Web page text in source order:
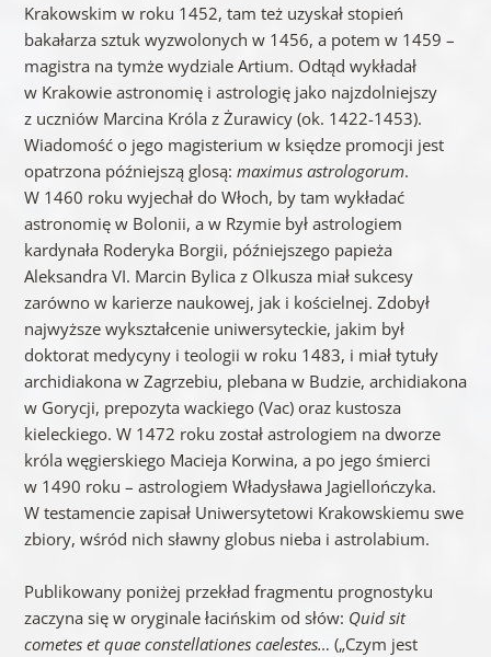
Krakowskim w roku 1452, tam też uzyskał stopień
bakałarza sztuk wyzwolonych w 1456, a potem w 1459 –
magistra na tymże wydziale Artium. Odtąd wykładał
w Krakowie astronomię i astrologię jako najzdolniejszy
z uczniów Marcina Króla z Żurawicy (ok. 1422-1453).
Wiadomość o jego magisterium w księdze promocji jest
opatrzona późniejszą glosą: maximus astrologorum.
W 1460 roku wyjechał do Włoch, by tam wykładać
astronomię w Bolonii, a w Rzymie był astrologiem
kardynała Roderyka Borgii, późniejszego papieża
Aleksandra VI. Marcin Bylica z Olkusza miał sukcesy
zarówno w karierze naukowej, jak i kościelnej. Zdobył
najwyższe wykształcenie uniwersyteckie, jakim był
doktorat medycyny i teologii w roku 1483, i miał tytuły
archidiakona w Zagrzebiu, plebana w Budzie, archidiakona
w Gorycji, prepozyta wackiego (Vac) oraz kustosza
kieleckiego. W 1472 roku został astrologiem na dworze
króla węgierskiego Macieja Korwina, a po jego śmierci
w 1490 roku – astrologiem Władysława Jagiellończyka.
W testamencie zapisał Uniwersytetowi Krakowskiemu swe
zbiory, wśród nich sławny globus nieba i astrolabium.
Publikowany poniżej przekład fragmentu prognostyku
zaczyna się w oryginale łacińskim od słów: Quid sit
cometes et quae constellationes caelestes… („Czym jest